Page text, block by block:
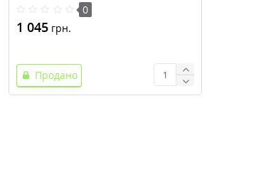
0
1 045грн.
Продано